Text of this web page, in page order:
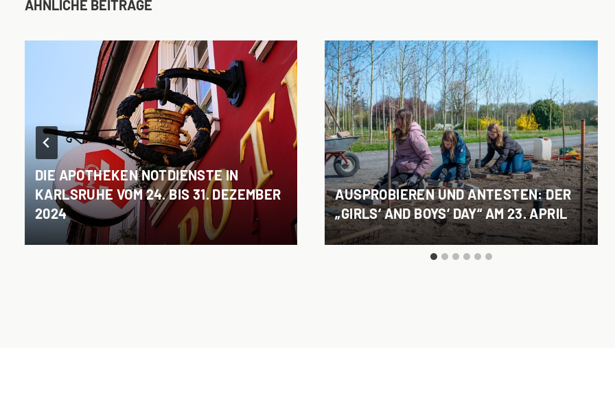
ÄHNLICHE BEITRÄGE
DIE APOTHEKEN NOTDIENSTE IN
KARLSRUHE VOM 24. BIS 31. DEZEMBER
2024
AUSPROBIEREN UND ANTESTEN: DER
„GIRLS‘ AND BOYS‘ DAY“ AM 23. APRIL